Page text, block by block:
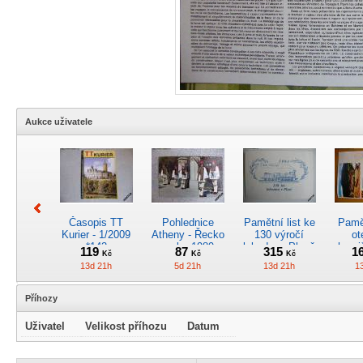
Aukce uživatele
Časopis TT
Kurier - 1/2009
*142
119Kč
13d 21h
Pohlednice
Atheny - Řecko
z roku 1989.
Nová nepoužitá
*5019
87 Kč
5d 21h
Pamětní list ke
130 výročí
lokodepa Plzeň
*2963
315 Kč
13d 21h
Kreslený 4osý osob. Časopis
Příhozy
Uživatel Velikost příhozu Datum